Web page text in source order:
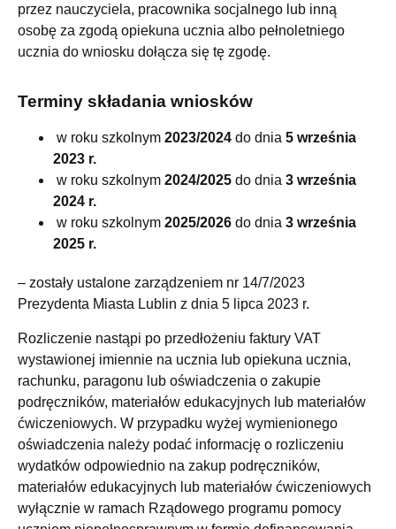
przez nauczyciela, pracownika socjalnego lub inną
osobę za zgodą opiekuna ucznia albo pełnoletniego
ucznia do wniosku dołącza się tę zgodę.
Terminy składania wniosków
w roku szkolnym 2023/2024 do dnia 5 września
2023 r.
w roku szkolnym 2024/2025 do dnia 3 września
2024 r.
w roku szkolnym 2025/2026 do dnia 3 września
2025 r.
– zostały ustalone zarządzeniem nr 14/7/2023
Prezydenta Miasta Lublin z dnia 5 lipca 2023 r.
Rozliczenie nastąpi po przedłożeniu faktury VAT
wystawionej imiennie na ucznia lub opiekuna ucznia,
rachunku, paragonu lub oświadczenia o zakupie
podręczników, materiałów edukacyjnych lub materiałów
ćwiczeniowych. W przypadku wyżej wymienionego
oświadczenia należy podać informację o rozliczeniu
wydatków odpowiednio na zakup podręczników,
materiałów edukacyjnych lub materiałów ćwiczeniowych
wyłącznie w ramach Rządowego programu pomocy